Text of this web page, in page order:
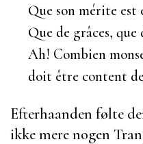
Que son mérite est
Que de grâces,
Ah! Combien
doit être content
Efterhaanden følte
ikke mere nogen